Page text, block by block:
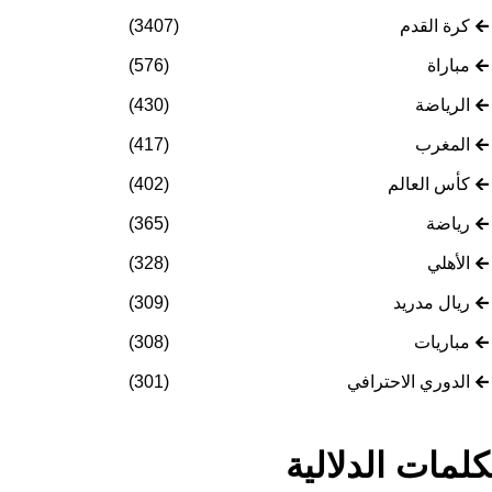
كرة القدم (3407)
مباراة (576)
الرياضة (430)
المغرب (417)
كأس العالم (402)
رياضة (365)
الأهلي (328)
ريال مدريد (309)
مباريات (308)
الدوري الاحترافي (301)
الدلالية